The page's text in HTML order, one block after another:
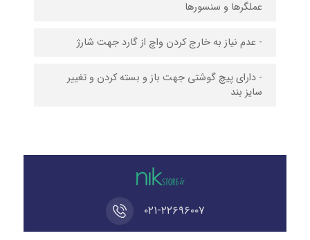
عملگرها و سنسورها
- عدم نیاز به خارج کردن واچ از گارد جهت شارژ
- دارای پیچ گوشتی جهت باز و بسته کردن و تغییر
سایز بند
۰۲۱-۲۲۶۹۶۰۰۷